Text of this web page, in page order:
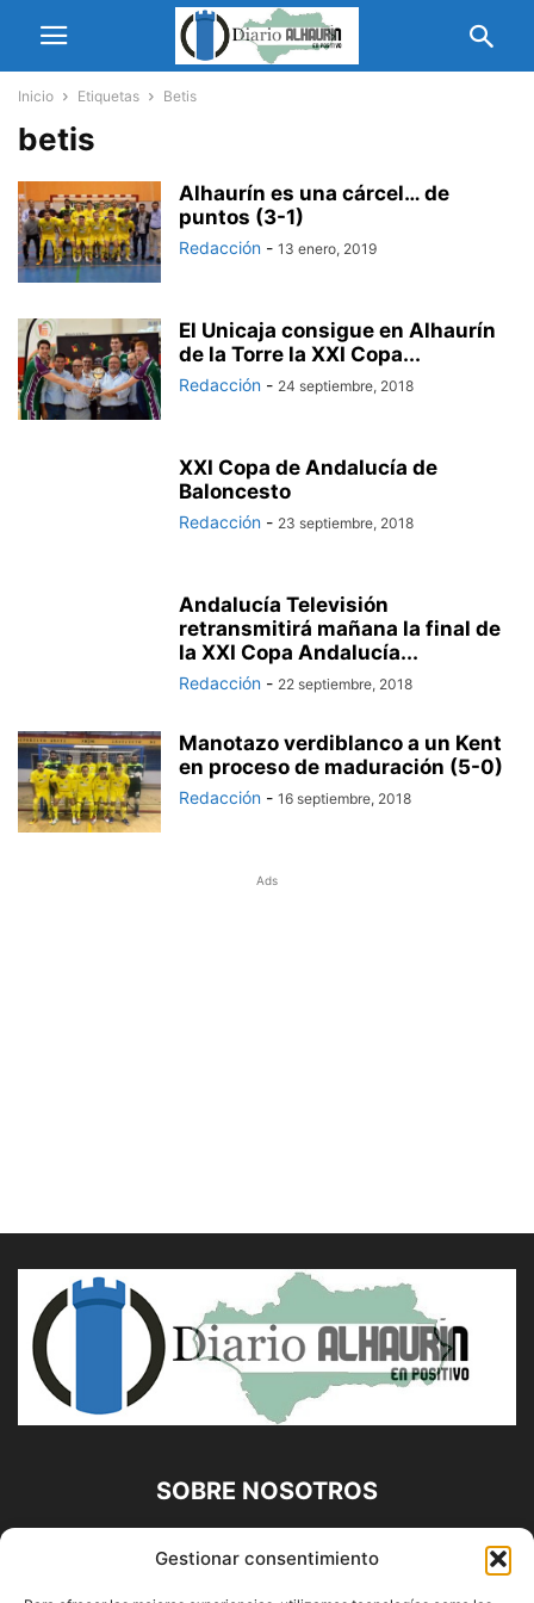
Gestionar consentimiento
Inicio Etiquetas Betis
betis
Alhaurín es una cárcel… de
puntos (3-1)
Redacción - 13 enero, 2019
El Unicaja consigue en Alhaurín
de la Torre la XXI Copa...
Redacción - 24 septiembre, 2018
XXI Copa de Andalucía de
Baloncesto
Redacción - 23 septiembre, 2018
Andalucía Televisión
retransmitirá mañana la final de
la XXI Copa Andalucía...
Redacción - 22 septiembre, 2018
Manotazo verdiblanco a un Kent
en proceso de maduración (5-0)
Redacción - 16 septiembre, 2018
Ads
SOBRE NOSOTROS
Diario Alhaurín (www.alhaurindelatorre.com) Propiedad de
Francisco E. López López | 639 95 71 95 | Noticias de
Alhaurín de la Torre, Málaga y Provincia|